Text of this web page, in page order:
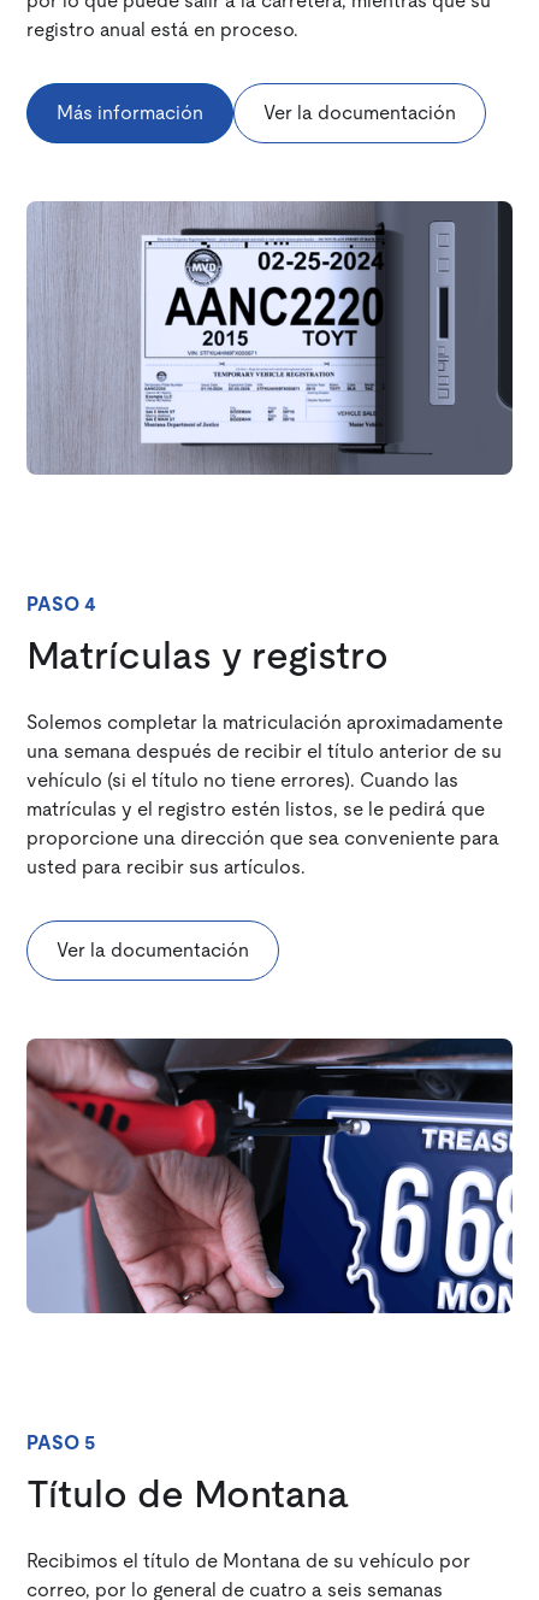
registro anual está en proceso.
Más información Ver la documentación
PASO 4
Matrículas y registro
Solemos completar la matriculación aproximadamente
una semana después de recibir el título anterior de su
vehículo (si el título no tiene errores). Cuando las
matrículas y el registro estén listos, se le pedirá que
proporcione una dirección que sea conveniente para
usted para recibir sus artículos.
Ver la documentación
PASO 5
Título de Montana
Recibimos el título de Montana de su vehículo por
correo, por lo general de cuatro a seis semanas